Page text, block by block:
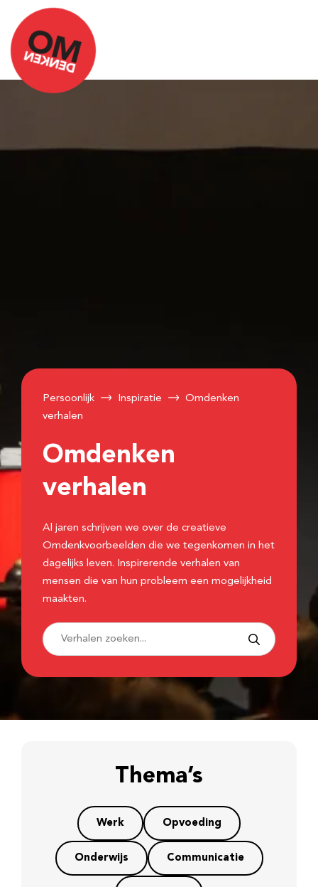
Persoonlijk Inspiratie
Omdenken
verhalen
Omdenken
verhalen
Al jaren schrijven we over de creatieve
Omdenkvoorbeelden die we tegenkomen in het
dagelijks leven. Inspirerende verhalen van
mensen die van hun probleem een mogelijkheid
maakten.
Thema’s
Werk Opvoeding
Onderwijs Communicatie